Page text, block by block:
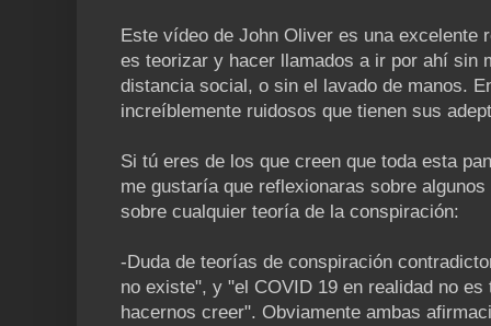
Este vídeo de John Oliver es una excelente
es teorizar y hacer llamados a ir por ahí sin
distancia social, o sin el lavado de manos.
increíblemente ruidosos que tienen sus
Si tú eres de los que creen que toda esta
me gustaría que reflexionaras sobre
sobre cualquier teoría de la conspiración:
-Duda de teorías de conspiración
no existe", y "el COVID 19 en realidad no es
hacernos creer". Obviamente ambas